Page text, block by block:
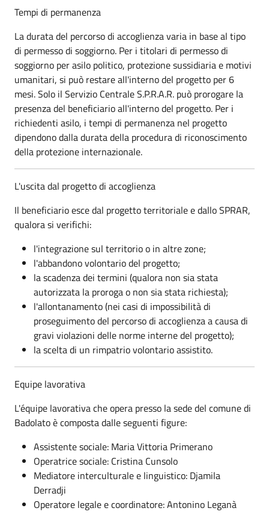
Tempi di permanenza
La durata del percorso di accoglienza varia in base al tipo
di permesso di soggiorno. Per i titolari di permesso di
soggiorno per asilo politico, protezione sussidiaria e motivi
umanitari, si può restare all'interno del progetto per 6
mesi. Solo il Servizio Centrale S.P.R.A.R. può prorogare la
presenza del beneficiario all'interno del progetto. Per i
richiedenti asilo, i tempi di permanenza nel progetto
dipendono dalla durata della procedura di riconoscimento
della protezione internazionale.
L'uscita dal progetto di accoglienza
Il beneficiario esce dal progetto territoriale e dallo SPRAR,
qualora si verifichi:
l'integrazione sul territorio o in altre zone;
l'abbandono volontario del progetto;
la scadenza dei termini (qualora non sia stata
autorizzata la proroga o non sia stata richiesta);
l'allontanamento (nei casi di impossibilità di
proseguimento del percorso di accoglienza a causa di
gravi violazioni delle norme interne del progetto);
la scelta di un rimpatrio volontario assistito.
Equipe lavorativa
L'équipe lavorativa che opera presso la sede del comune di
Badolato è composta dalle seguenti figure:
Assistente sociale: Maria Vittoria Primerano
Operatrice sociale: Cristina Cunsolo
Mediatore interculturale e linguistico: Djamila
Derradji
Operatore legale e coordinatore: Antonino Leganà